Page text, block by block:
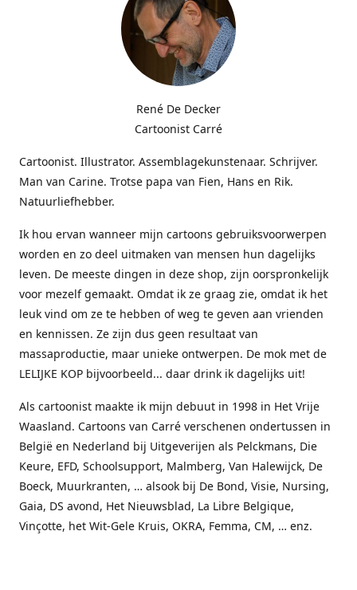
René De Decker
Cartoonist Carré
Cartoonist. Illustrator. Assemblagekunstenaar. Schrijver.
Man van Carine. Trotse papa van Fien, Hans en Rik.
Natuurliefhebber.
Ik hou ervan wanneer mijn cartoons gebruiksvoorwerpen
worden en zo deel uitmaken van mensen hun dagelijks
leven. De meeste dingen in deze shop, zijn oorspronkelijk
voor mezelf gemaakt. Omdat ik ze graag zie, omdat ik het
leuk vind om ze te hebben of weg te geven aan vrienden
en kennissen. Ze zijn dus geen resultaat van
massaproductie, maar unieke ontwerpen. De mok met de
LELIJKE KOP bijvoorbeeld... daar drink ik dagelijks uit!
Als cartoonist maakte ik mijn debuut in 1998 in Het Vrije
Waasland. Cartoons van Carré verschenen ondertussen in
België en Nederland bij Uitgeverijen als Pelckmans, Die
Keure, EFD, Schoolsupport, Malmberg, Van Halewijck, De
Boeck, Muurkranten, … alsook bij De Bond, Visie, Nursing,
Gaia, DS avond, Het Nieuwsblad, La Libre Belgique,
Vinçotte, het Wit-Gele Kruis, OKRA, Femma, CM, … enz.